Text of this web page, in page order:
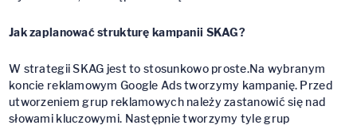
Jak zaplanować strukturę kampanii SKAG?
W strategii SKAG jest to stosunkowo proste.Na wybranym
koncie reklamowym Google Ads tworzymy kampanię. Przed
utworzeniem grup reklamowych należy zastanowić się nad
słowami kluczowymi. Następnie tworzymy tyle grup